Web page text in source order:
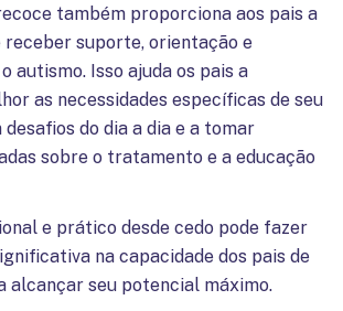
também proporciona aos pais a
receber suporte, orientação e
autismo. Isso ajuda os pais a
as necessidades específicas de seu
do dia a dia e a tomar
sobre o tratamento e a educação
e prático desde cedo pode fazer
na capacidade dos pais de
alcançar seu potencial máximo.